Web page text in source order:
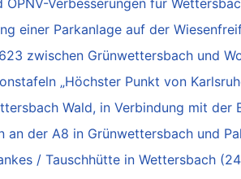
einer Parkanlage auf der
zwischen Grünwettersbach und
„Höchster Punkt von
Wald, in Verbindung mit der
der A8 in Grünwettersbach und
/ Tauschhütte in Wettersbach